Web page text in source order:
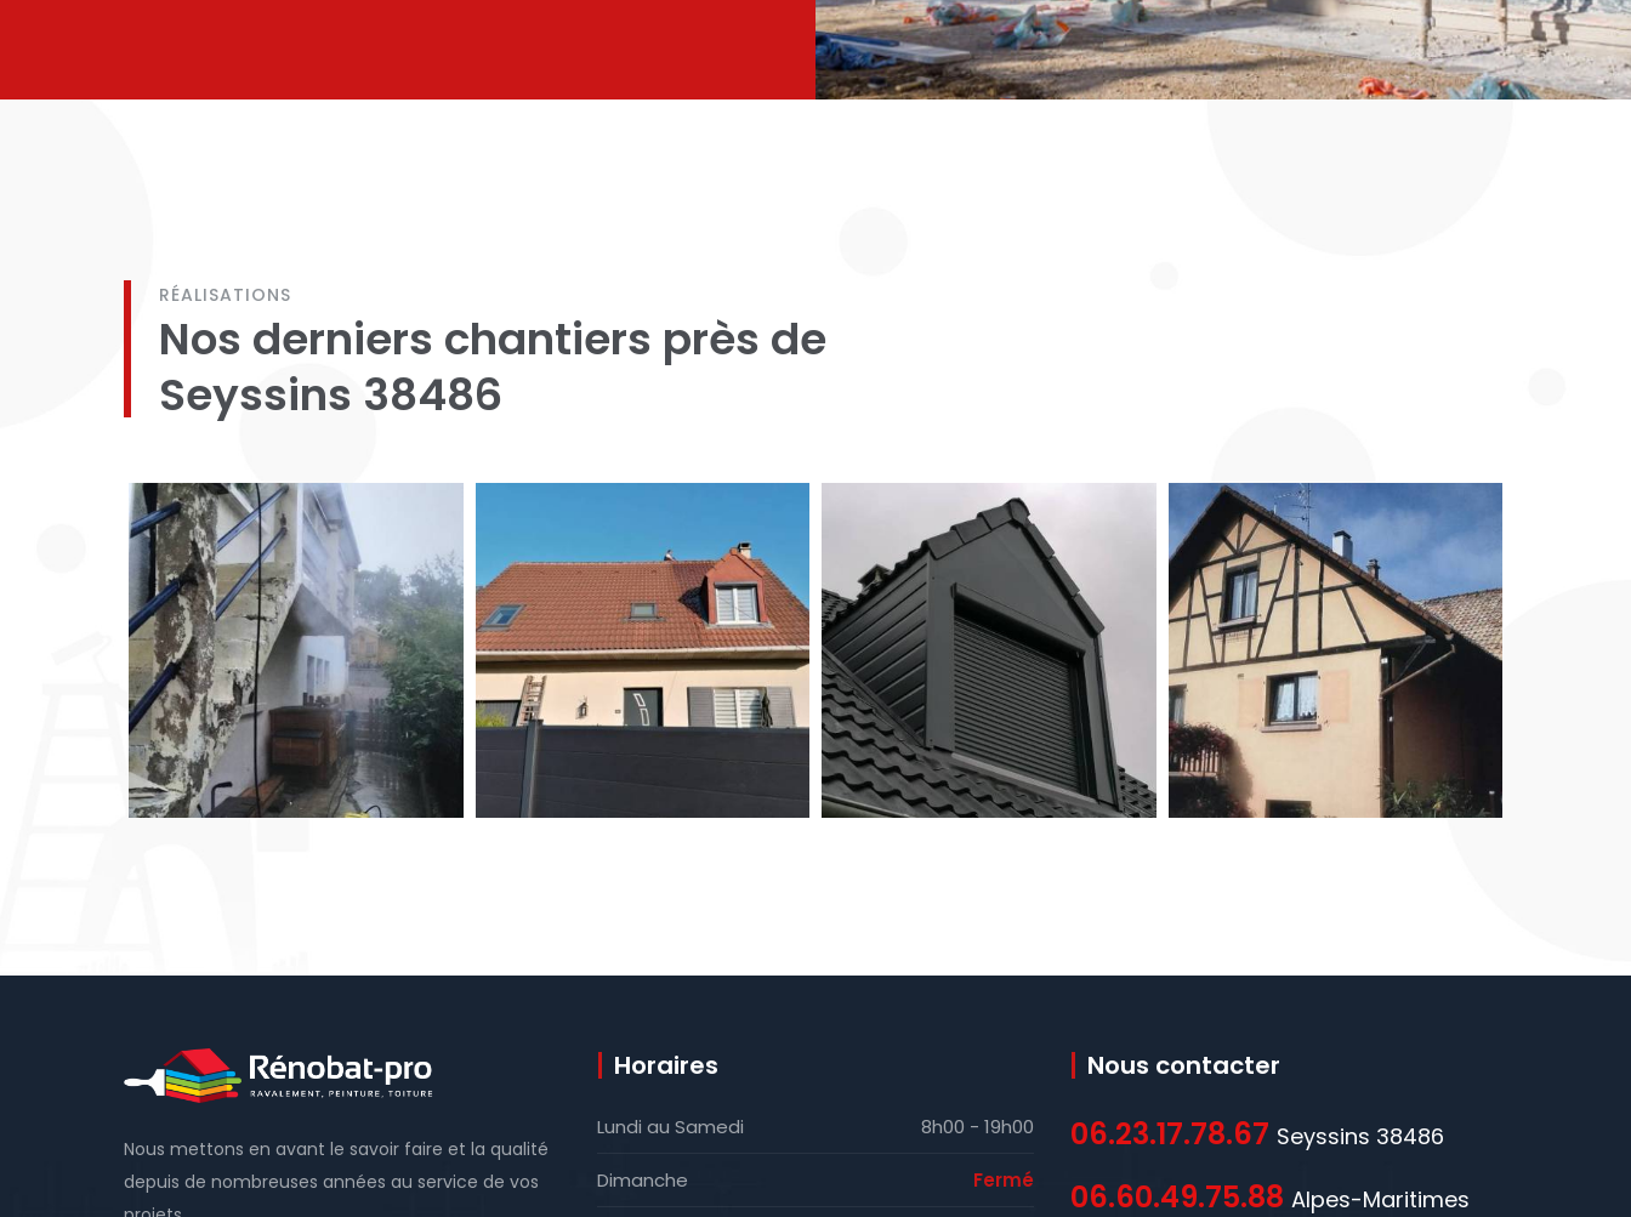
RÉALISATIONS
Nos derniers chantiers près de
Seyssins 38486
Nous mettons en avant le savoir faire et la qualité
depuis de nombreuses années au service de vos
Horaires
Lundi au Samedi 8h00 - 19h00
Dimanche Fermé
Nous contacter
06.23.17.78.67 Seyssins 38486
06.60.49.75.88 Alpes-Maritimes